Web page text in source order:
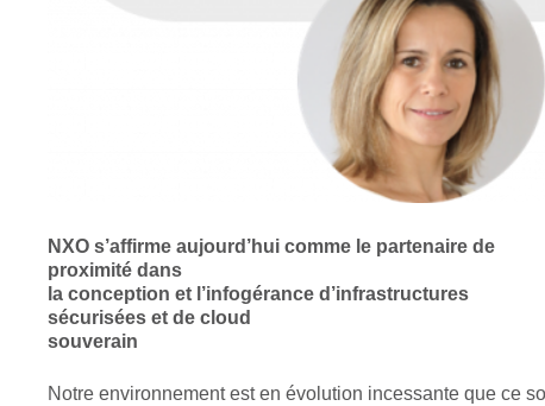
NXO s’affirme aujourd’hui comme le partenaire de
proximité dans
la conception et l’infogérance d’infrastructures
sécurisées et de cloud
souverain
Notre environnement est en évolution incessante que ce